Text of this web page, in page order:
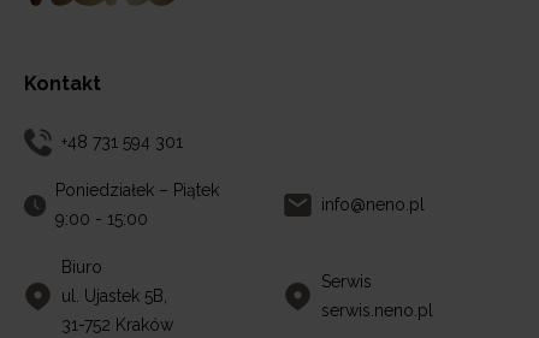
Kontakt
+48 731 594 301
Poniedziałek – Piątek
9:00 - 15:00
info@neno.pl
Biuro
ul. Ujastek 5B,
31-752 Kraków
Serwis
serwis.neno.pl